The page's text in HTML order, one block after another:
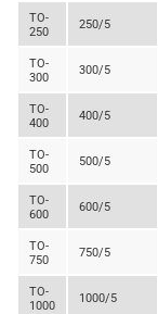
TO-
250
250/5
TO-
300
300/5
TO-
400
400/5
TO-
500
500/5
TO-
600
600/5
TO-
750
750/5
TO-
1000
1000/5